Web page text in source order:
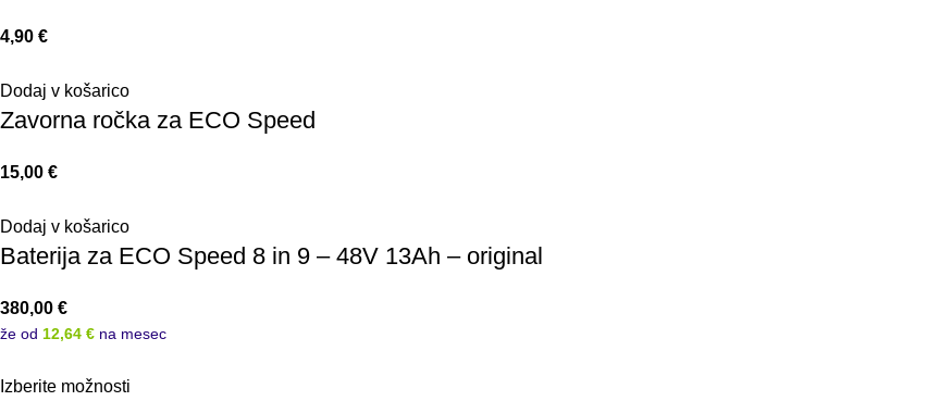
4,90 €
Dodaj v košarico
Zavorna ročka za ECO Speed
15,00 €
Dodaj v košarico
Baterija za ECO Speed 8 in 9 – 48V 13Ah – original
380,00 €
že od 12,64 € na mesec
Izberite možnosti